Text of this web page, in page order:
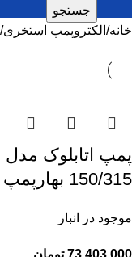
جستجو
خانه الکتروپمپ استخری
پمپ اتابلوک مدل
150/315 بهارپمپ
موجود در انبار
73,403,000 تومان